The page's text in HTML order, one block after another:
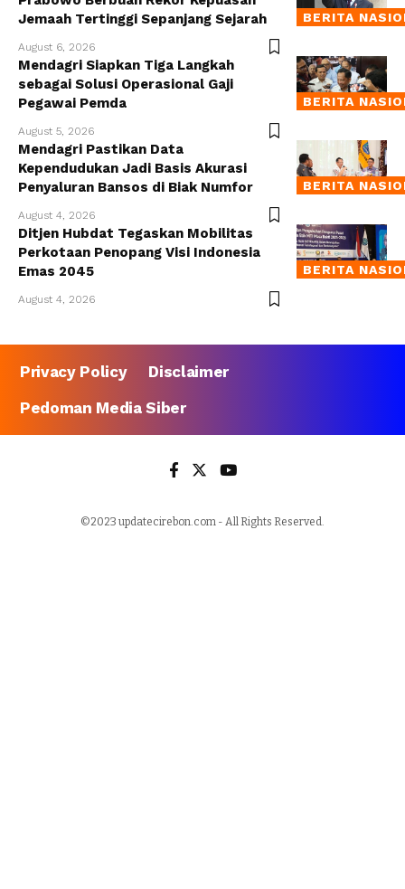
BERITA
Jemaah Tertinggi Sepanjang Sejarah
August 6, 2026
BERITA
Mendagri Siapkan Tiga Langkah
sebagai Solusi Operasional Gaji
Pegawai Pemda
August 5, 2026
BERITA
Mendagri Pastikan Data
Kependudukan Jadi Basis Akurasi
Penyaluran Bansos di Biak Numfor
August 4, 2026
BERITA
Ditjen Hubdat Tegaskan Mobilitas
Perkotaan Penopang Visi Indonesia
Emas 2045
August 4, 2026
Privacy Policy
Disclaimer
Pedoman Media Siber
©2023 updatecirebon.com - All Rights Reserved.